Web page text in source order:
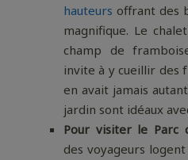
hauteurs offrant des
magnifique. Le
champ de
invite à y cueillir des
en avait jamais
jardin sont idéaux
Pour visiter le Parc
des voyageurs